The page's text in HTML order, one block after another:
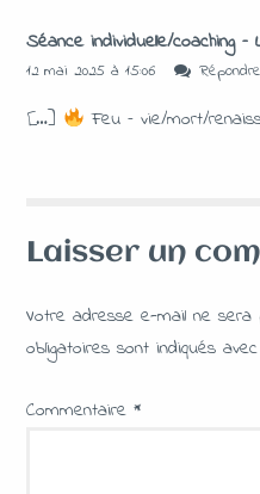
Séance individuelle/coaching
12 mai 2025 à 15:06 Répondre
[…] Feu – vie/mort/
Laisser un
Votre adresse e-mail ne sera
obligatoires sont indiqués
Commentaire*